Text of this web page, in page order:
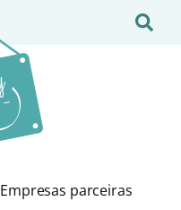
Empresas parceiras